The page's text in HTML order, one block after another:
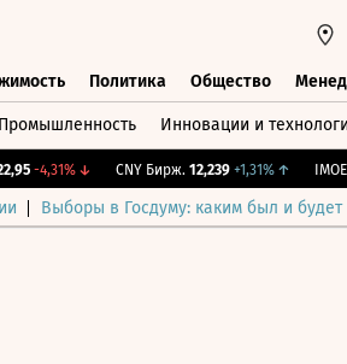
Политика Общество
Промышленность Инновации и
-4,31%↓ CNY Бирж. 12,239 +1,31%↑ IMOEX
Выборы в Госдуму: каким был и